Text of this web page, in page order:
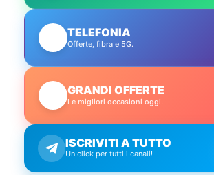
TELEFONIA
Offerte, fibra e 5G.
GRANDI OFFERTE
Le migliori occasioni oggi.
ISCRIVITI A TUTTO
Un click per tutti i canali!